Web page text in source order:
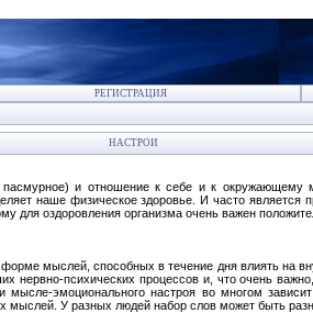
РЕГИСТРАЦИЯ
НАСТРОИ
и отношение к себе и к окружающему
наше физическое здоровье. И часто является
для оздоровления организма очень важен
мыслей, способных в течение дня влиять на
нервно-психических процессов и, что очень
эмоционального настроя во многом
мыслей. У разных людей набор слов может быть